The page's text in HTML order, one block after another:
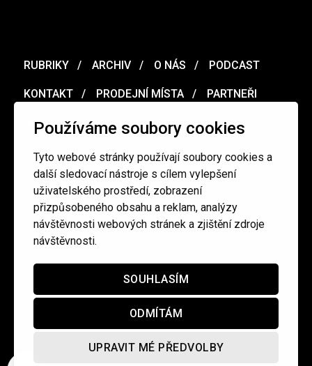
Používáme soubory cookies
Tyto webové stránky používají soubory cookies a
další sledovací nástroje s cílem vylepšení
uživatelského prostředí, zobrazení
přizpůsobeného obsahu a reklam, analýzy
návštěvnosti webových stránek a zjištění zdroje
návštěvnosti.
SOUHLASÍM
ODMÍTÁM
UPRAVIT MÉ PŘEDVOLBY
RUBRIKY ARCHIV O NÁS PODCAST
KONTAKT PRODEJNÍ MÍSTA PARTNEŘI
MERCH VOUCHER
Ochrana osobních údajů / Obchodní podmínky
redakce@cinepur.cz